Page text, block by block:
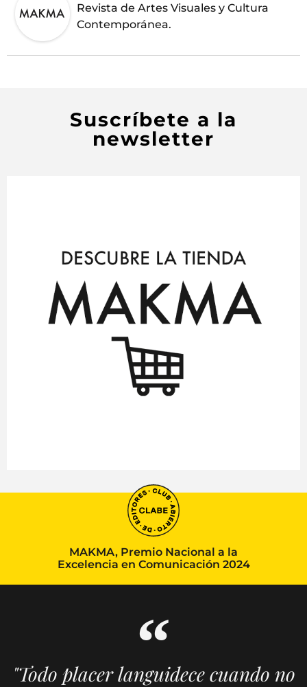
Revista de Artes Visuales y Cultura
Contemporánea.
Suscríbete a la
newsletter
MAKMA, Premio Nacional a la
Excelencia en Comunicación 2024
"Todo placer languidece cuando no